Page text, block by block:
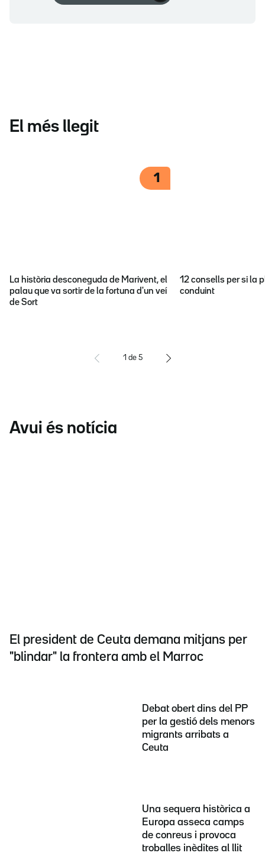
El més llegit
1
La història desconeguda de Marivent, el
palau que va sortir de la fortuna d'un veí
de Sort
12 consells per si la
conduint
1 de 5
Avui és notícia
El president de Ceuta demana mitjans per
"blindar" la frontera amb el Marroc
Debat obert dins del PP
per la gestió dels menors
migrants arribats a
Ceuta
Una sequera històrica a
Europa asseca camps
de conreus i provoca
troballes inèdites al llit